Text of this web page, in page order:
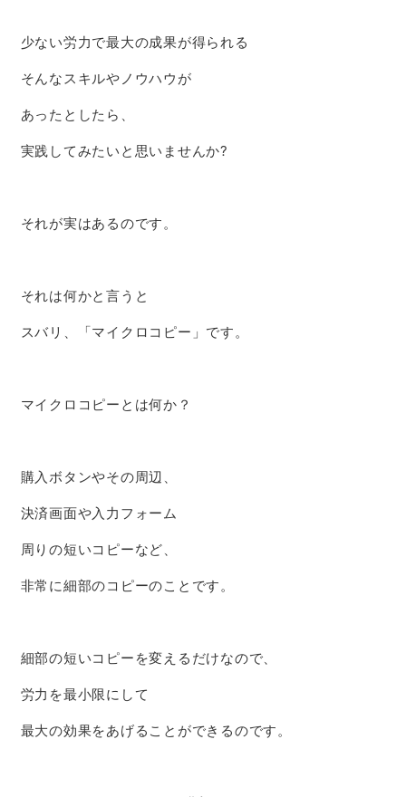
少ない労力で最大の成果が得られる
そんなスキルやノウハウが
あったとしたら、
実践してみたいと思いませんか?
それが実はあるのです。
それは何かと言うと
スバリ、「マイクロコピー」です。
マイクロコピーとは何か？
購入ボタンやその周辺、
決済画面や入力フォーム
周りの短いコピーなど、
非常に細部のコピーのことです。
細部の短いコピーを変えるだけなので、
労力を最小限にして
最大の効果をあげることができるのです。